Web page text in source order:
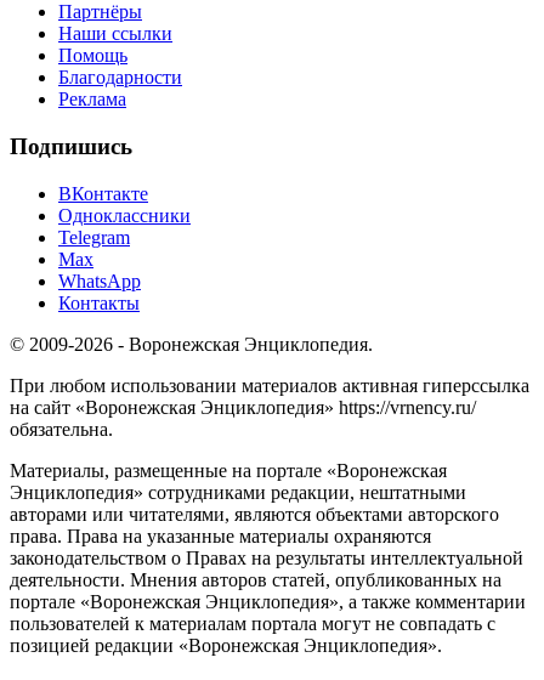
Партнёры
Наши ссылки
Помощь
Благодарности
Реклама
Подпишись
ВКонтакте
Одноклассники
Telegram
Max
WhatsApp
Контакты
© 2009-2026 - Воронежская Энциклопедия.
При любом использовании материалов активная гиперссылка
на сайт «Воронежская Энциклопедия» https://vrnency.ru/
обязательна.
Материалы, размещенные на портале «Воронежская
Энциклопедия» сотрудниками редакции, нештатными
авторами или читателями, являются объектами авторского
права. Права на указанные материалы охраняются
законодательством о Правах на результаты интеллектуальной
деятельности. Мнения авторов статей, опубликованных на
портале «Воронежская Энциклопедия», а также комментарии
пользователей к материалам портала могут не совпадать с
позицией редакции «Воронежская Энциклопедия».